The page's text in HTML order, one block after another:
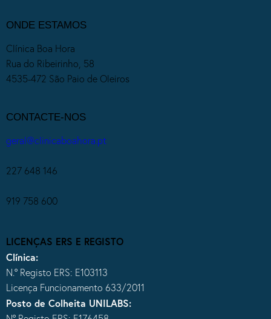
ONDE ESTAMOS
Clínica Boa Hora
Rua do Ribeirinho, 58
4535-472 São Paio de Oleiros
CONTACTE-NOS
geral@clinicaboahora.pt
227 648 146
919 758 600
LICENÇAS ERS E REGISTO
Clínica:
N.º Registo ERS: E103113
Licença Funcionamento 633/2011
Posto de Colheita UNILABS: